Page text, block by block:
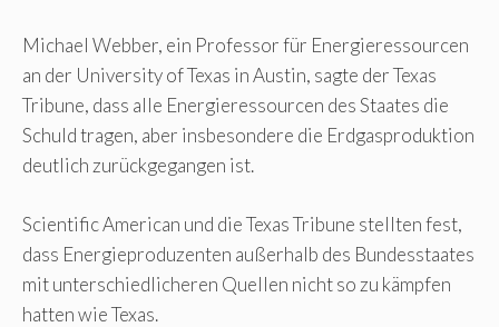
Michael Webber, ein Professor für Energieressourcen
an der University of Texas in Austin, sagte der Texas
Tribune, dass alle Energieressourcen des Staates die
Schuld tragen, aber insbesondere die Erdgasproduktion
deutlich zurückgegangen ist.
Scientific American und die Texas Tribune stellten fest,
dass Energieproduzenten außerhalb des Bundesstaates
mit unterschiedlicheren Quellen nicht so zu kämpfen
hatten wie Texas.